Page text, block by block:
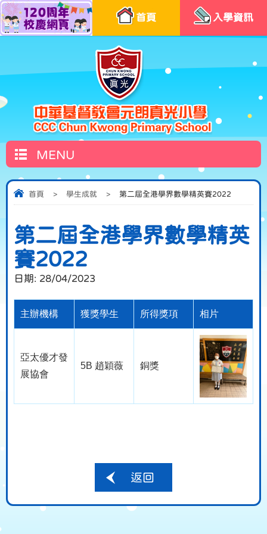
首頁 入學資訊
MENU
首頁 > 學生成就 > 第二屆全港學界數學精英賽2022
第二屆全港學界數學精英
賽2022
日期: 28/04/2023
主辦機構 獲獎學生 所得獎項 相片
亞太優才發
展協會
5B 趙穎薇 銅獎
返回